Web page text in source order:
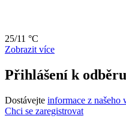
25/11 °C
Zobrazit více
Přihlášení k
Dostávejte informace z našeho
Chci se zaregistrovat